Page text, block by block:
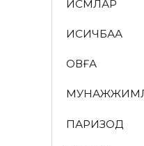
ИСМЛАР
ҚИСҚИЧБАҚА
ҚОВҒА
ПАРИЗОД